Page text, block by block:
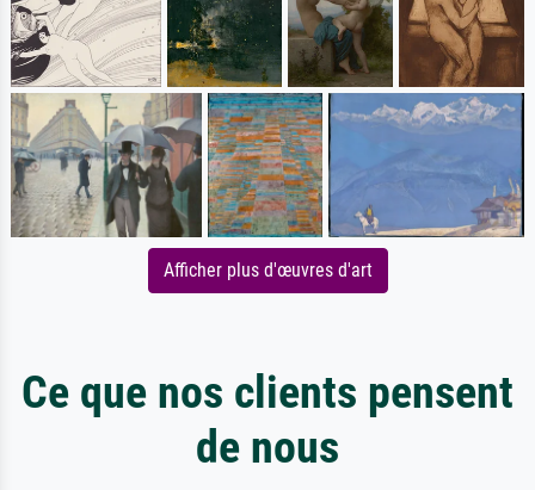
Afficher plus d'œuvres d'art
Ce que nos clients pensent
de nous